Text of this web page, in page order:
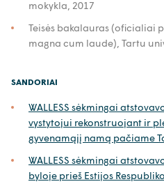
mokykla, 2017
Teisės bakalauras (oficialiai
magna cum laude), Tartu
SANDORIAI
WALLESS sėkmingai
vystytojui rekonstruojant ir
gyvenamąjį namą pačiame
WALLESS sėkmingai
byloje prieš Estijos